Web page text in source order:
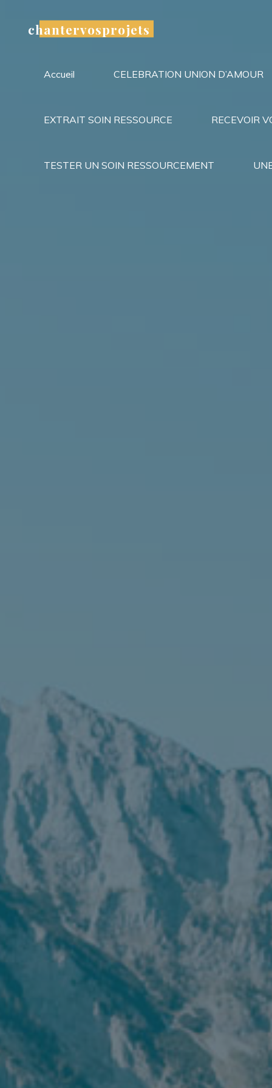
chantervosprojets
Accueil CELEBRATION UNION D’AMOUR
EXTRAIT SOIN RESSOURCE RECEVOIR
TESTER UN SOIN RESSOURCEMENT